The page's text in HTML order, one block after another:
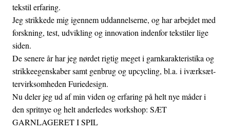
tekstil erfaring.
Jeg strikkede mig igennem uddannelserne, og har arbejdet med
forskning, test, udvikling og innovation indenfor tekstiler lige
siden.
De senere år har jeg nørdet rigtig meget i gar­nka­rak­te­ri­sti­ka og
strik­ke­e­gen­ska­ber samt genbrug og upcycling, bl.a. i iværk­sæt­
ter­virk­som­he­den Furiedesign.
Nu deler jeg ud af min viden og erfaring på helt nye måder i
den spritnye og helt anderledes workshop: SÆT
GARNLAGERET I SPIL